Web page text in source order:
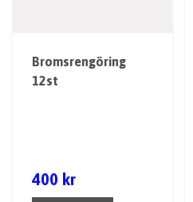
Bromsrengöring
12st
400 kr